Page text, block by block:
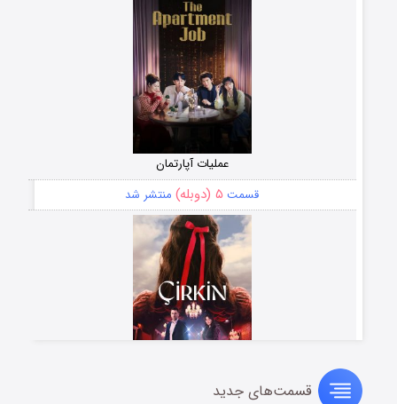
عملیات آپارتمان
قسمت ۵ (دوبله) منتشر شد
سریال زشتقسمت‌های جدید